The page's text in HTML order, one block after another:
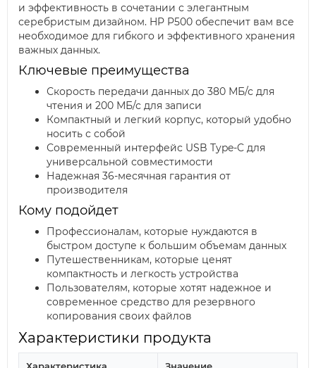
и эффективность в сочетании с элегантным
серебристым дизайном. HP P500 обеспечит вам все
необходимое для гибкого и эффективного хранения
важных данных.
Ключевые преимущества
Скорость передачи данных до 380 МБ/с для
чтения и 200 МБ/с для записи
Компактный и легкий корпус, который удобно
носить с собой
Современный интерфейс USB Type-C для
универсальной совместимости
Надежная 36-месячная гарантия от
производителя
Кому подойдет
Профессионалам, которые нуждаются в
быстром доступе к большим объемам данных
Путешественникам, которые ценят
компактность и легкость устройства
Пользователям, которые хотят надежное и
современное средство для резервного
копирования своих файлов
Характеристики продукта